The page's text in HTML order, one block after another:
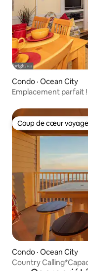
Condo · Ocean City
Emplacement parfait !
Coup de cœur
Coup de cœur
Condo · Ocean City
Country